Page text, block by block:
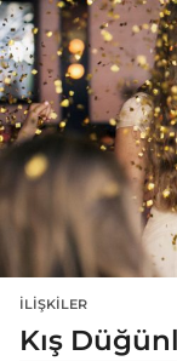
İLIŞKILER
Kış